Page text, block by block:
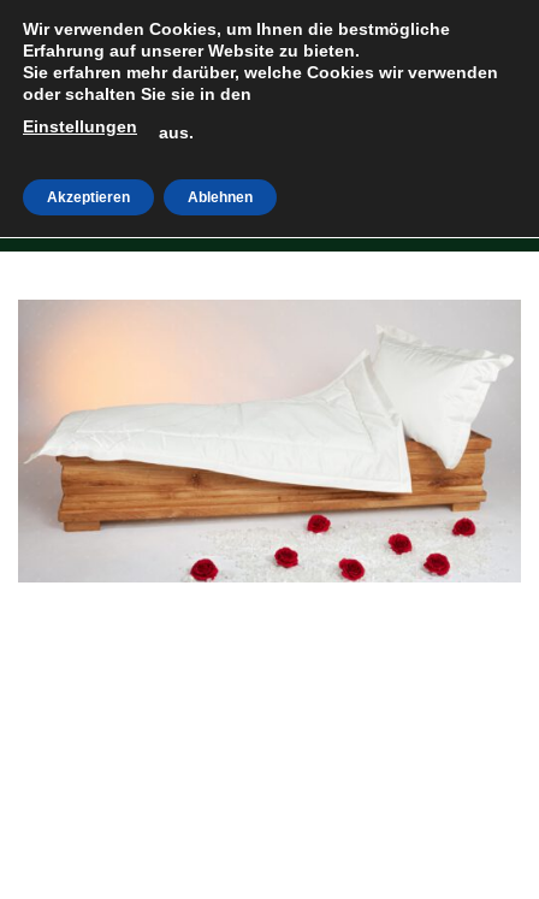
Inhalt
springen
HOME
Wir verwenden Cookies, um Ihnen die bestmögliche
Erfahrung auf unserer Website zu bieten.
Sie erfahren mehr darüber, welche Cookies wir verwenden
oder schalten Sie sie in den
Einstellungen
aus.
Akzeptieren Ablehnen